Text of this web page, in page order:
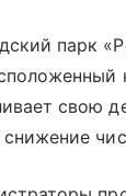
парк
свою